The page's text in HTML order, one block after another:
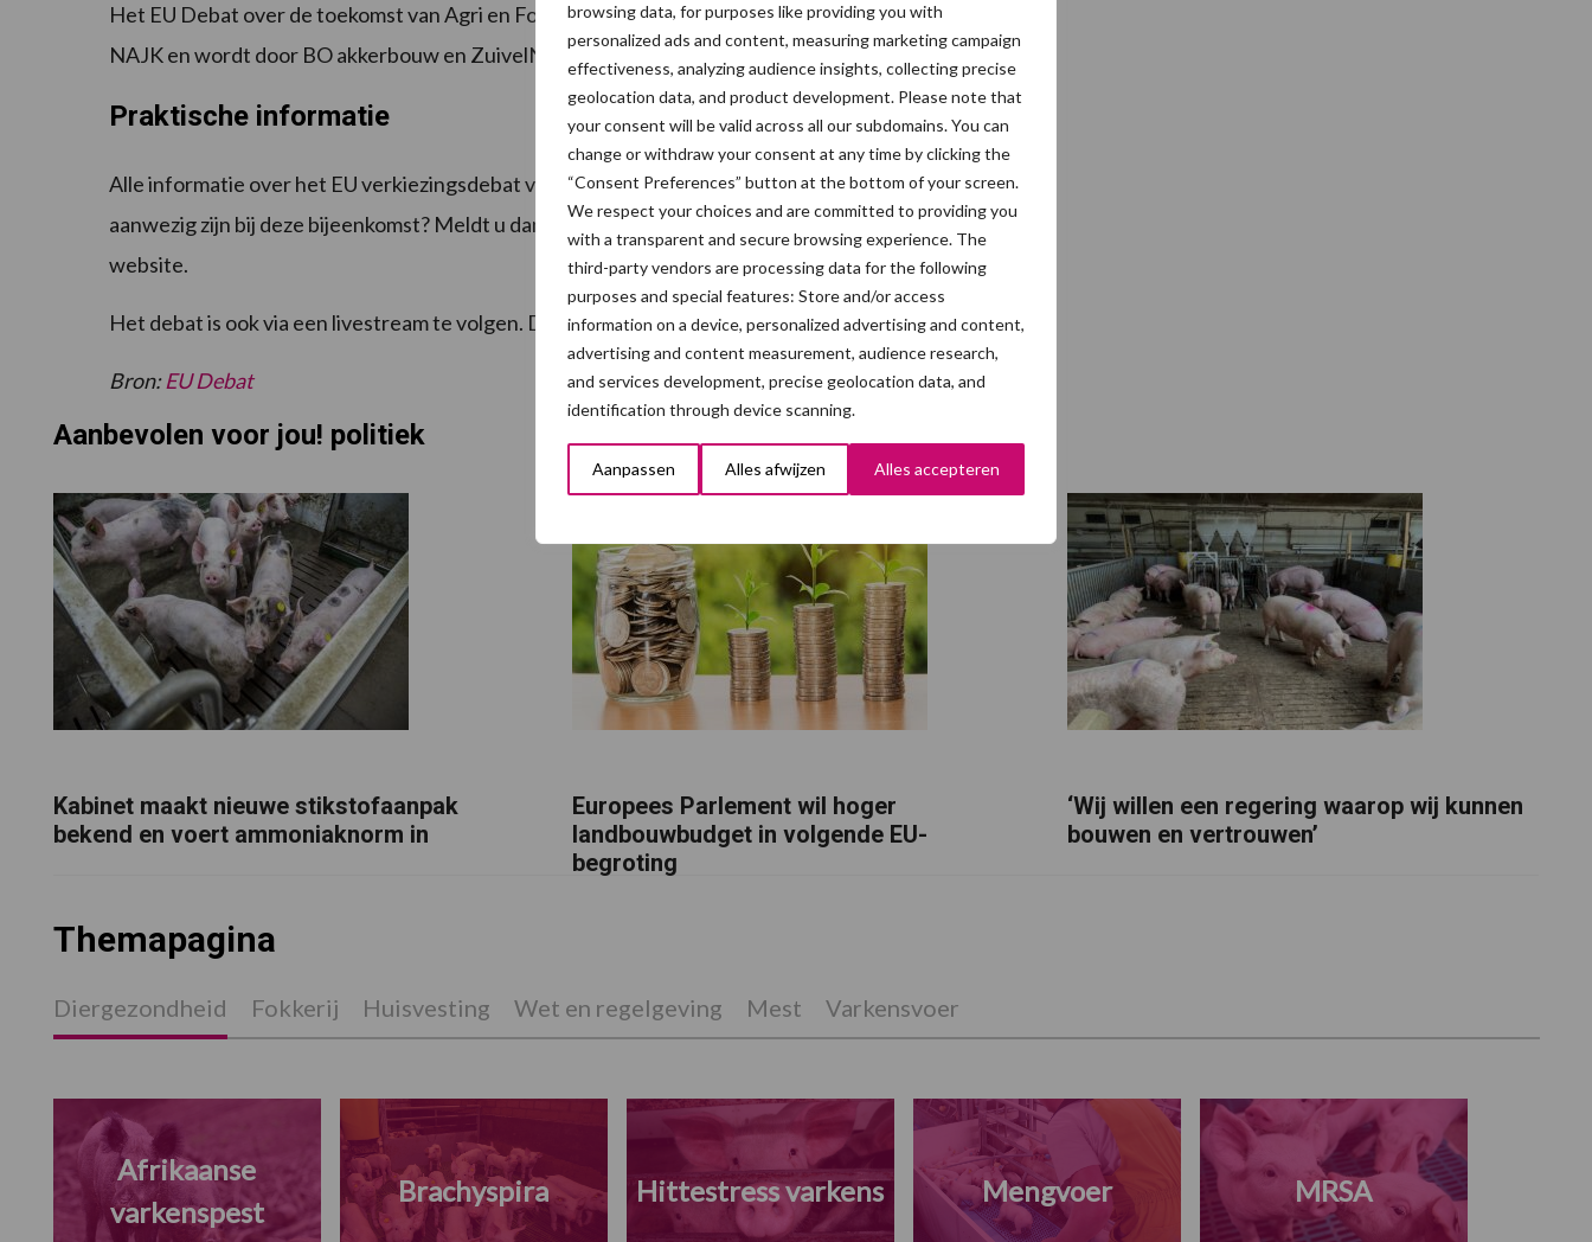
browsing data, for purposes like providing you with
personalized ads and content, measuring marketing campaign
effectiveness, analyzing audience insights, collecting precise
geolocation data, and product development. Please note that
your consent will be valid across all our subdomains. You can
change or withdraw your consent at any time by clicking the
“Consent Preferences” button at the bottom of your screen.
We respect your choices and are committed to providing you
with a transparent and secure browsing experience. The
third-party vendors are processing data for the following
purposes and special features: Store and/or access
information on a device, personalized advertising and content,
advertising and content measurement, audience research,
and services development, precise geolocation data, and
identification through device scanning.
Aanpassen Alles afwijzen Alles accepteren
Het EU Debat over de toekomst van Agri en Food is een initiatief van Schuttelaar & Partners en
NAJK en wordt door BO akkerbouw en ZuivelNL ondersteund.
Praktische informatie
Alle informatie over het EU verkiezingsdebat vindt u opwww.eudebatagrifood.nl. Wilt u live
aanwezig zijn bij deze bijeenkomst? Meldt u dan vóór 14 mei 2024 aan via de aanmeldbutton op de
website.
Het debat is ook via een livestream te volgen. De link hiervoor vindt u t.z.t. op de website.
Bron:EU Debat
Aanbevolen voor jou! politiek
Kabinet maakt nieuwe stikstofaanpak
bekend en voert ammoniaknorm in
Europees Parlement wil hoger
landbouwbudget in volgende EU-
begroting
‘Wij willen een regering waarop wij kunnen
bouwen en vertrouwen’
Themapagina
Diergezondheid Fokkerij Huisvesting Wet en regelgeving Mest Varkensvoer
Afrikaanse
varkenspest
Brachyspira Hittestress varkens Mengvoer MRSA